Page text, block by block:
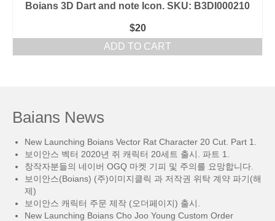
Boians 3D Dart and note Icon. SKU: B3DI000210
$20
ADD TO CART
Baians News
New Launching Boians Vector Rat Character 20 Cut. Part 1.
보이안스 벡터 2020년 쥐 캐릭터 20세트 출시. 파트 1.
창작자분들의 네이버 OGQ 마켓 기피 및 주의를 요망합니다.
보이안스(Boians) (주)이미지클릭 과 저작권 위탁 계약 파기(해
제)
보이안스 캐릭터 주문 제작 (오더페이지) 출시.
New Launching Boians Cho Joo Young Custom Order